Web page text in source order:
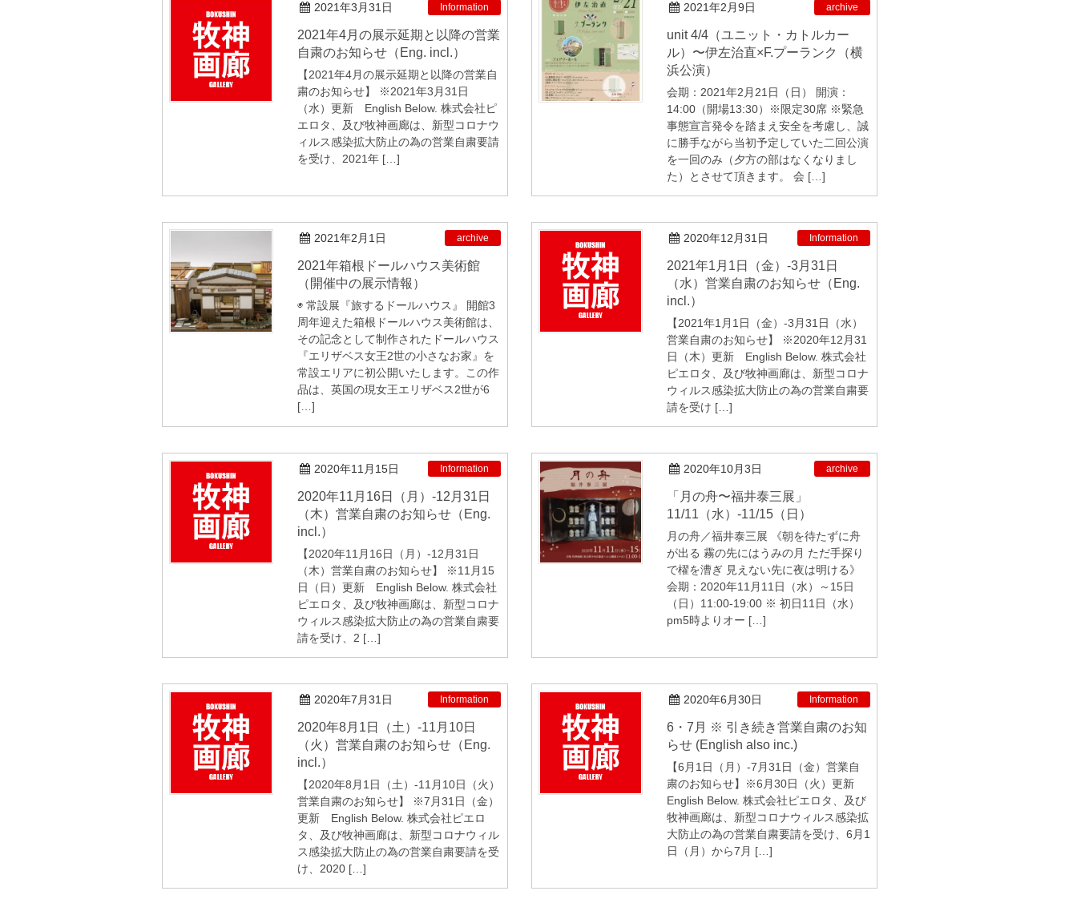
2021年3月31日 Information
2021年4月の展示延期と以降の営業
自粛のお知らせ（Eng. incl.）
【2021年4月の展示延期と以降の営業自
粛のお知らせ】 ※2021年3月31日
（水）更新 English Below. 株式会社ピ
エロタ、及び牧神画廊は、新型コロナウ
ィルス感染拡大防止の為の営業自粛要請
を受け、2021年 […]
2021年2月9日 archive
unit 4/4（ユニット・カトルカー
ル）〜伊左治直×F.プーランク（横
浜公演）
会期：2021年2月21日（日） 開演：
14:00（開場13:30）※限定30席 ※緊急
事態宣言発令を踏まえ安全を考慮し、誠
に勝手ながら当初予定していた二回公演
を一回のみ（夕方の部はなくなりまし
た）とさせて頂きます。 会 […]
2021年2月1日 archive
2021年箱根ドールハウス美術館
（開催中の展示情報）
◉ 常設展『旅するドールハウス』 開館3
周年迎えた箱根ドールハウス美術館は、
その記念として制作されたドールハウス
『エリザベス女王2世の小さなお家』を
常設エリアに初公開いたします。この作
品は、英国の現女王エリザベス2世が6
[…]
2020年12月31日 Information
2021年1月1日（金）-3月31日
（水）営業自粛のお知らせ（Eng.
incl.）
【2021年1月1日（金）-3月31日（水）
営業自粛のお知らせ】 ※2020年12月31
日（木）更新 English Below. 株式会社
ピエロタ、及び牧神画廊は、新型コロナ
ウィルス感染拡大防止の為の営業自粛要
請を受け […]
2020年11月15日 Information
2020年11月16日（月）-12月31日
（木）営業自粛のお知らせ（Eng.
incl.）
【2020年11月16日（月）-12月31日
（木）営業自粛のお知らせ】 ※11月15
日（日）更新 English Below. 株式会社
ピエロタ、及び牧神画廊は、新型コロナ
ウィルス感染拡大防止の為の営業自粛要
請を受け、2 […]
2020年10月3日 archive
「月の舟〜福井泰三展」
11/11（水）-11/15（日）
月の舟／福井泰三展 《朝を待たずに舟
が出る 霧の先にはうみの月 ただ手探り
で櫂を漕ぎ 見えない先に夜は明ける》
会期：2020年11月11日（水）～15日
（日）11:00-19:00 ※ 初日11日（水）
pm5時よりオー […]
2020年7月31日 Information
2020年8月1日（土）-11月10日
（火）営業自粛のお知らせ（Eng.
incl.）
【2020年8月1日（土）-11月10日（火）
営業自粛のお知らせ】 ※7月31日（金）
更新 English Below. 株式会社ピエロ
タ、及び牧神画廊は、新型コロナウィル
ス感染拡大防止の為の営業自粛要請を受
け、2020 […]
2020年6月30日 Information
6・7月 ※ 引き続き営業自粛のお知
らせ (English also inc.)
【6月1日（月）-7月31日（金）営業自
粛のお知らせ】※6月30日（火）更新
English Below. 株式会社ピエロタ、及び
牧神画廊は、新型コロナウィルス感染拡
大防止の為の営業自粛要請を受け、6月1
日（月）から7月 […]